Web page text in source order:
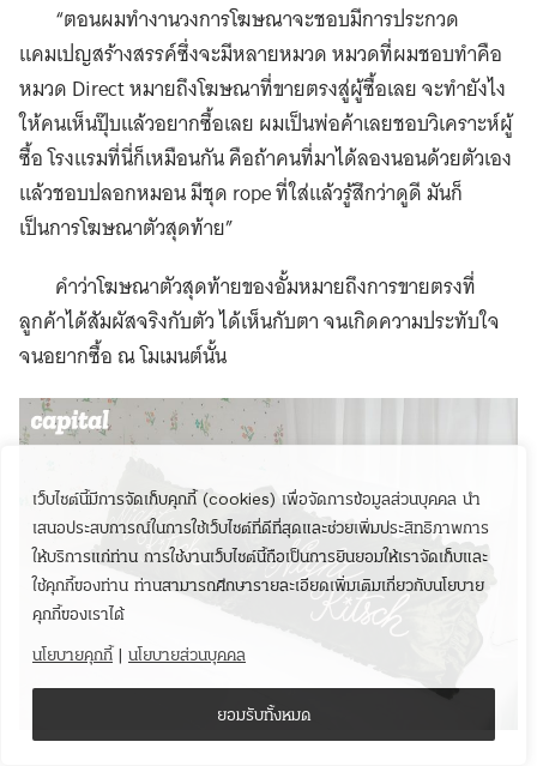
เว็บไซต์นี้มีการจัดเก็บคุกกี้ (cookies) เพื่อจัดการข้อมูลส่วนบุคคล นำ
เสนอประสบการณ์ในการใช้เว็บไซต์ที่ดีที่สุดและช่วยเพิ่มประสิทธิภาพการ
ให้บริการแก่ท่าน การใช้งานเว็บไซต์นี้ถือเป็นการยินยอมให้เราจัดเก็บและ
ใช้คุกกี้ของท่าน ท่านสามารถศึกษารายละเอียดเพิ่มเติมเกี่ยวกับนโยบาย
คุกกี้ของเราได้
นโยบายคุกกี้ | นโยบายส่วนบุคคล
ยอมรับทั้งหมด
“ตอนผมทำงานวงการโฆษณาจะชอบมีการประกวด
แคมเปญสร้างสรรค์ซึ่งจะมีหลายหมวด หมวดที่ผมชอบทำคือ
หมวด Direct หมายถึงโฆษณาที่ขายตรงสู่ผู้ซื้อเลย จะทำยังไง
ให้คนเห็นปุ๊บแล้วอยากซื้อเลย ผมเป็นพ่อค้าเลยชอบวิเคราะห์ผู้
ซื้อ โรงแรมที่นี่ก็เหมือนกัน คือถ้าคนที่มาได้ลองนอนด้วยตัวเอง
แล้วชอบปลอกหมอน มีชุด rope ที่ใส่แล้วรู้สึกว่าดูดี มันก็
เป็นการโฆษณาตัวสุดท้าย”
คำว่าโฆษณาตัวสุดท้ายของอั้มหมายถึงการขายตรงที่
ลูกค้าได้สัมผัสจริงกับตัว ได้เห็นกับตา จนเกิดความประทับใจ
จนอยากซื้อ ณ โมเมนต์นั้น